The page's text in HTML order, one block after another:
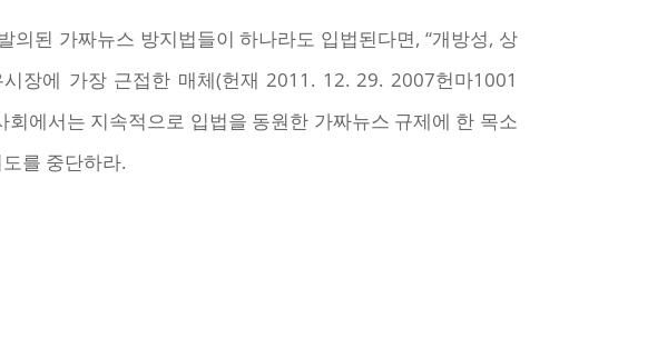
된 가짜뉴스 방지법들이 하나라도 입법된다면, “개방성, 상
장에 가장 근접한 매체(헌재 2011. 12. 29. 2007헌마1001
에서는 지속적으로 입법을 동원한 가짜뉴스 규제에 한 목소
를 중단하라.